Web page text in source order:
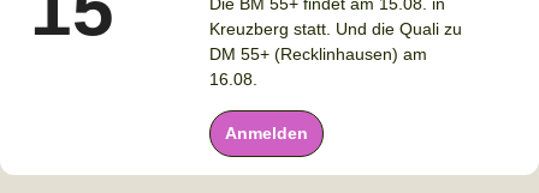
Kreuzberg statt. Und die Quali zu
DM 55+ (Recklinhausen) am
16.08.
Anmelden